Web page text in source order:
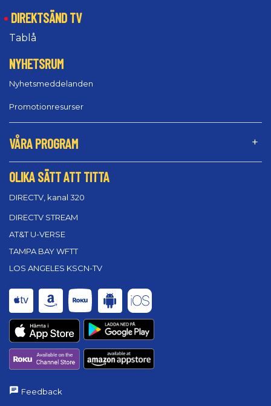
DIREKTSÄND TV
Tablå
NYHETSRUM
Nyhetsmeddelanden
Promotionresurser
VÅRA PROGRAM
OLIKA SÄTT ATT TITTA
DIRECTV, kanal 320
DIRECTV STREAM
AT&T U-VERSE
TAMPA BAY WFTT
LOS ANGELES KSCN-TV
Feedback